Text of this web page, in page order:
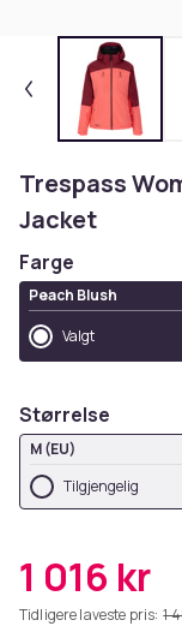
Trespass
Jacket
Farge
Peach Blush
Valgt
Størrelse
M (EU)
Tilgjengelig
1 016 kr
Tidligere laveste pris: 1